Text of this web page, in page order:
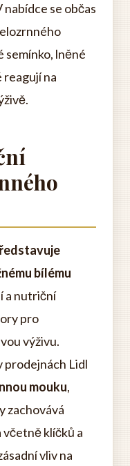
nabídce se občas
semínko, lněné
reagují na
bílému
a nutriční
pro
výživu.
prodejnách Lidl
mouku,
zachovává
klíčků a
vliv na